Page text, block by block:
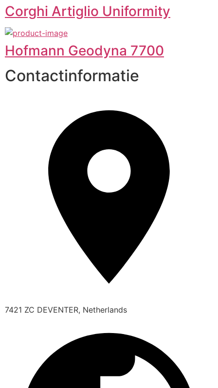
Corghi Artiglio Uniformity
Hofmann Geodyna 7700
Contactinformatie
7421 ZC DEVENTER, Netherlands